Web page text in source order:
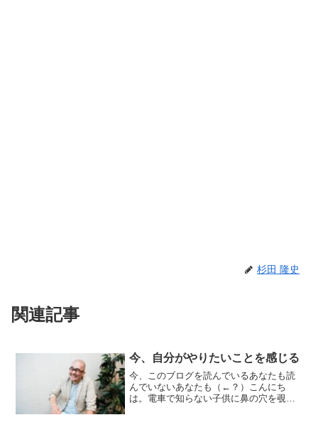
杉田 隆史
関連記事
今、自分がやりたいことを感じる
今、このブログを読んでいるあなたも読
んでいないあなたも（←？）こんにち
は。電車で知らない子供に鼻の穴を覗き